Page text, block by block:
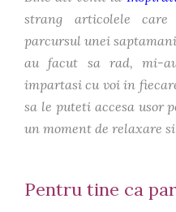
strang articolele
parcursul unei
au facut sa rad, mi-
impartasi cu voi in
sa le puteti accesa usor
un moment de relaxare
Pentru tine ca